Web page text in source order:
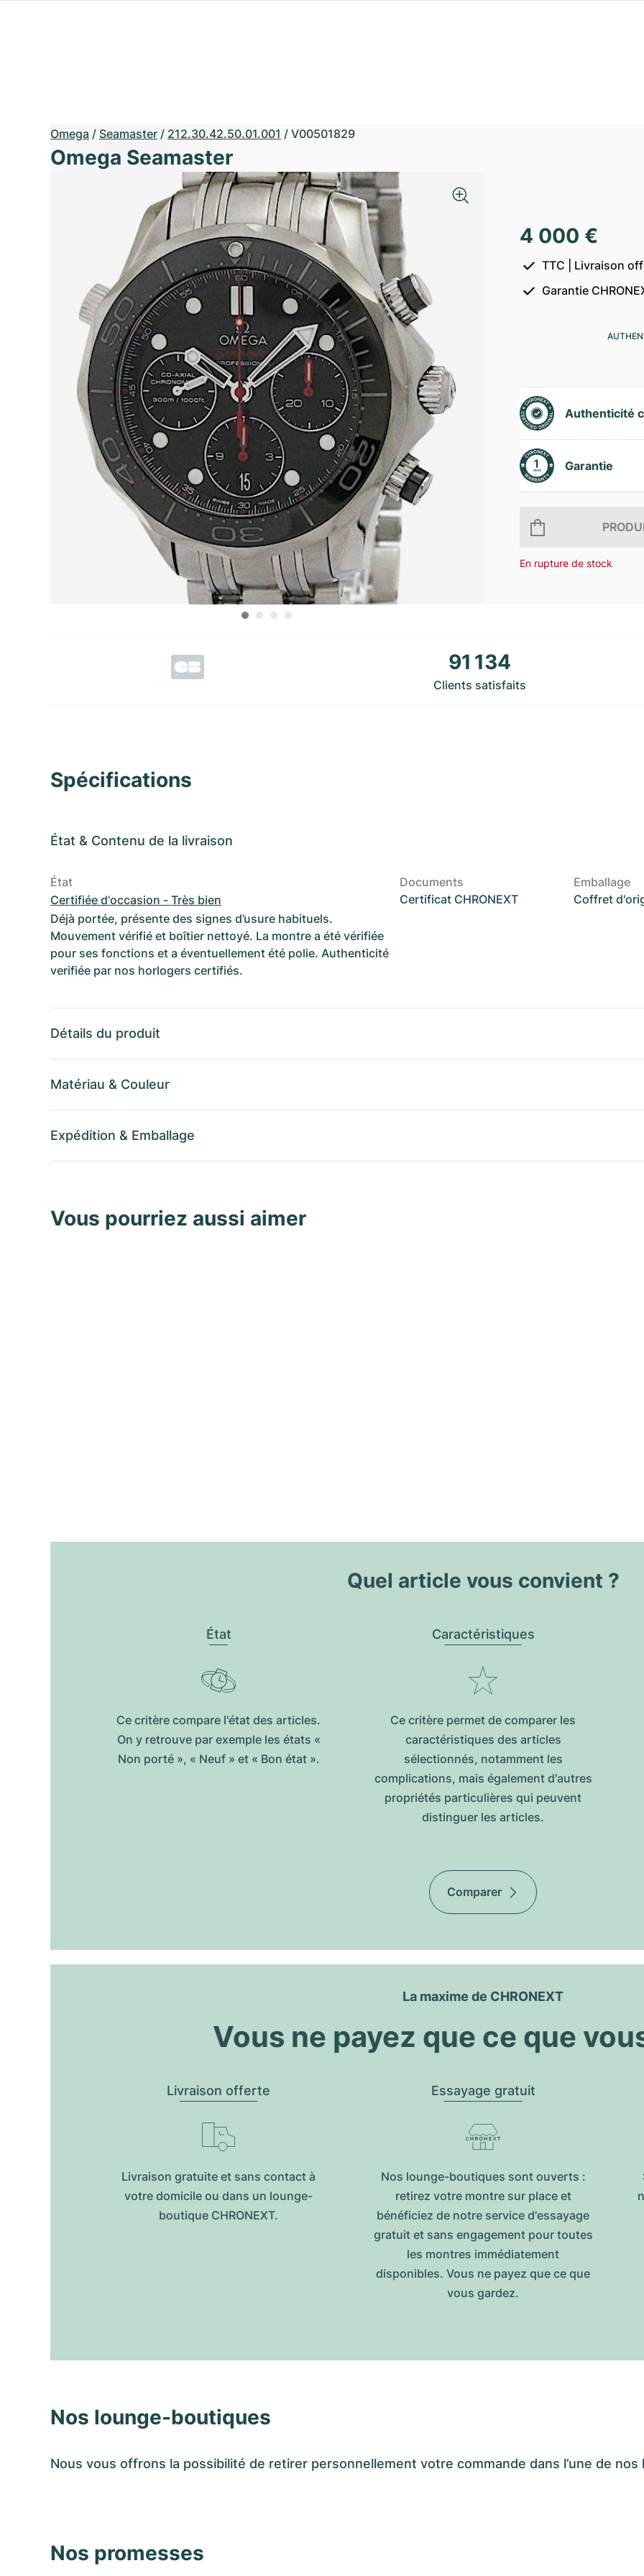
Omega / Seamaster / 212.30.42.50.01.001 / V00501829
Omega Seamaster
4 000 €
TTC | Livraison
Garantie
Authenticité
Garantie
En rupture de stock
91 134
Clients satisfaits
Spécifications
État & Contenu de la livraison
État
Certifiée d'occasion - Très bien
Déjà portée, présente des signes d’usure habituels.
Mouvement vérifié et boîtier nettoyé. La montre a été vérifiée
pour ses fonctions et a éventuellement été polie. Authenticité
verifiée par nos horlogers certifiés.
Documents
Certificat CHRONEXT
Emballage
Coffret
Détails du produit
Matériau & Couleur
Expédition & Emballage
Vous pourriez aussi aimer
Quel article vous convient ?
État
Ce critère compare l'état des articles.
On y retrouve par exemple les états «
Non porté », « Neuf » et « Bon état ».
Caractéristiques
Ce critère permet de comparer les
caractéristiques des articles
sélectionnés, notamment les
complications, mais également d'autres
propriétés particulières qui peuvent
distinguer les articles.
Comparer
La maxime de CHRONEXT
Vous ne payez que ce que
Livraison offerte
Livraison gratuite et sans contact à
votre domicile ou dans un lounge-
boutique CHRONEXT.
Essayage gratuit
Nos lounge-boutiques sont ouverts :
retirez votre montre sur place et
bénéficiez de notre service d'essayage
gratuit et sans engagement pour toutes
les montres immédiatement
disponibles. Vous ne payez que ce que
vous gardez.
Nos lounge-boutiques
Nous vous offrons la possibilité de retirer personnellement votre commande dans l’une de nos
Nos promesses